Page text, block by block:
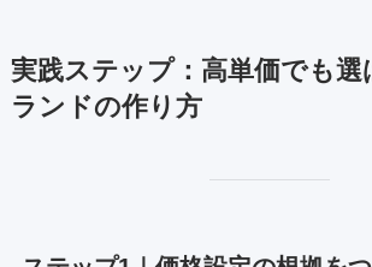
実践ステップ：高単価でも
ランドの作り方